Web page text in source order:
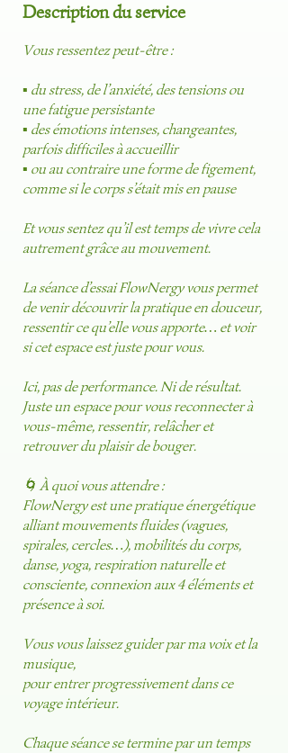
Description du service
Vous ressentez peut-être :
▪️ du stress, de l’anxiété, des tensions ou
une fatigue persistante
▪️ des émotions intenses, changeantes,
parfois difficiles à accueillir
▪️ ou au contraire une forme de figement,
comme si le corps s’était mis en pause
Et vous sentez qu’il est temps de vivre cela
autrement grâce au mouvement.
La séance d’essai FlowNergy vous permet
de venir découvrir la pratique en douceur,
ressentir ce qu’elle vous apporte… et voir
si cet espace est juste pour vous.
Ici, pas de performance. Ni de résultat.
Juste un espace pour vous reconnecter à
vous-même, ressentir, relâcher et
retrouver du plaisir de bouger.
🌀 À quoi vous attendre :
FlowNergy est une pratique énergétique
alliant mouvements fluides (vagues,
spirales, cercles…), mobilités du corps,
danse, yoga, respiration naturelle et
consciente, connexion aux 4 éléments et
présence à soi.
Vous vous laissez guider par ma voix et la
musique,
pour entrer progressivement dans ce
voyage intérieur.
Chaque séance se termine par un temps